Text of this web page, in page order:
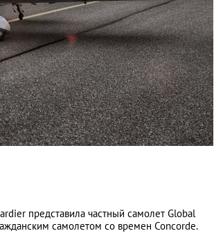
представила частный самолет Global
самолетом со времен Concorde.